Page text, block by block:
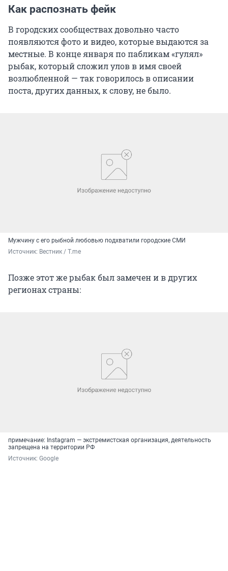
Как распознать фейк
В городских сообществах довольно часто
появляются фото и видео, которые выдаются за
местные. В конце января по пабликам «гулял»
рыбак, который сложил улов в имя своей
возлюбленной — так говорилось в описании
поста, других данных, к слову, не было.
Мужчину с его рыбной любовью подхватили городские СМИ
Источник: Вестник / T.me
Позже этот же рыбак был замечен и в других
регионах страны:
примечание: Instagram — экстремистская организация, деятельность
запрещена на территории РФ
Источник: Google